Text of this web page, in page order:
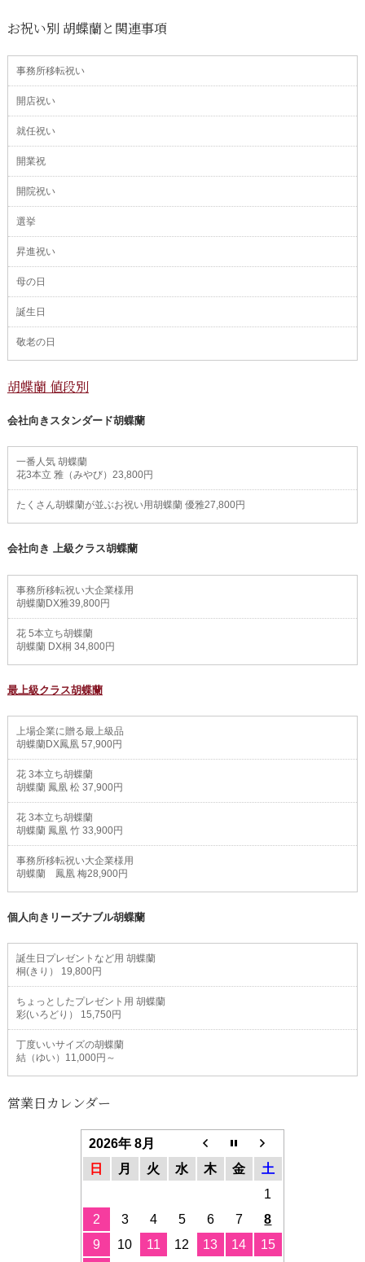
お祝い別 胡蝶蘭と関連事項
事務所移転祝い
開店祝い
就任祝い
開業祝
開院祝い
選挙
昇進祝い
母の日
誕生日
敬老の日
胡蝶蘭 値段別
会社向きスタンダード胡蝶蘭
一番人気 胡蝶蘭
花3本立 雅（みやび）23,800円
たくさん胡蝶蘭が並ぶお祝い用胡蝶蘭 優雅27,800円
会社向き 上級クラス胡蝶蘭
事務所移転祝い大企業様用
胡蝶蘭DX雅39,800円
花 5本立ち胡蝶蘭
胡蝶蘭 DX桐 34,800円
最上級クラス胡蝶蘭
上場企業に贈る最上級品
胡蝶蘭DX鳳凰 57,900円
花 3本立ち胡蝶蘭
胡蝶蘭 鳳凰 松 37,900円
花 3本立ち胡蝶蘭
胡蝶蘭 鳳凰 竹 33,900円
事務所移転祝い大企業様用
胡蝶蘭 鳳凰 梅28,900円
個人向きリーズナブル胡蝶蘭
誕生日プレゼントなど用 胡蝶蘭
桐(きり） 19,800円
ちょっとしたプレゼント用 胡蝶蘭
彩(いろどり） 15,750円
丁度いいサイズの胡蝶蘭
結（ゆい）11,000円～
営業日カレンダー
2026年 8月
日
月 火 水 木 金
土
1
2
3 4 5 6 7
8
9
10 11 12 13 14 15